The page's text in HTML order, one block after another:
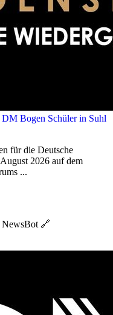
Bogen Schüler in Suhl
für die Deutsche
2026 auf dem
...
NewsBot 🔗